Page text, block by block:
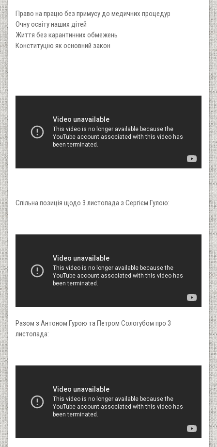
Право на працю без примусу до медичних процедур
Очну освіту наших дітей
Життя без карантинних обмежень
Конституцію як основний закон
Спільна позиція щодо 3 листопада з Сергієм Гулою:
Разом з Антоном Гурою та Петром Сологубом про 3
листопада: